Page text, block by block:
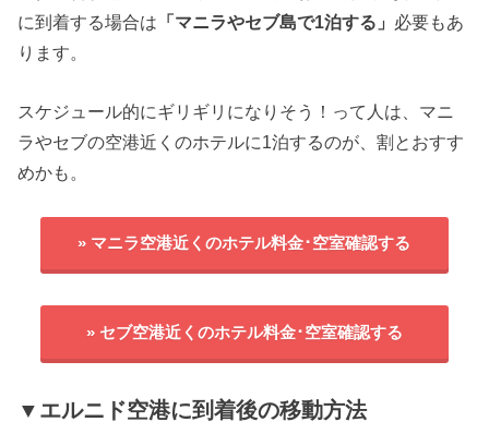
に到着する場合は 「マニラやセブ島で1泊する」 必要もあ
ります。
スケジュール的にギリギリになりそう！って人は、マニ
ラやセブの空港近くのホテルに1泊するのが、割とおすす
めかも。
» マニラ空港近くのホテル料金･空室確認する
» セブ空港近くのホテル料金･空室確認する
▼エルニド空港に到着後の移動方法